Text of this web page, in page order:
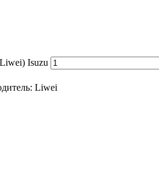
Isuzu
Liwei